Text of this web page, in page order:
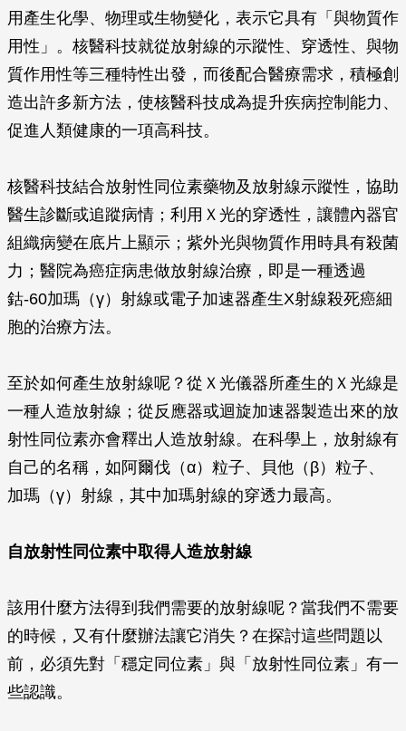
用產生化學、物理或生物變化，表示它具有「與物質作
用性」。核醫科技就從放射線的示蹤性、穿透性、與物
質作用性等三種特性出發，而後配合醫療需求，積極創
造出許多新方法，使核醫科技成為提升疾病控制能力、
促進人類健康的一項高科技。
核醫科技結合放射性同位素藥物及放射線示蹤性，協助
醫生診斷或追蹤病情；利用Ｘ光的穿透性，讓體內器官
組織病變在底片上顯示；紫外光與物質作用時具有殺菌
力；醫院為癌症病患做放射線治療，即是一種透過
鈷-60加瑪（γ）射線或電子加速器產生X射線殺死癌細
胞的治療方法。
至於如何產生放射線呢？從Ｘ光儀器所產生的Ｘ光線是
一種人造放射線；從反應器或迴旋加速器製造出來的放
射性同位素亦會釋出人造放射線。在科學上，放射線有
自己的名稱，如阿爾伐（α）粒子、貝他（ β）粒子、
加瑪（γ）射線，其中加瑪射線的穿透力最高。
自放射性同位素中取得人造放射線
該用什麼方法得到我們需要的放射線呢？當我們不需要
的時候，又有什麼辦法讓它消失？在探討這些問題以
前，必須先對「穩定同位素」與「放射性同位素」有一
些認識。